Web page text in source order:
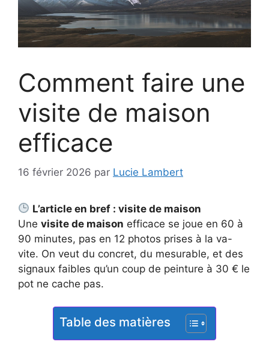
Comment faire une
visite de maison
efficace
16 février 2026 par Lucie Lambert
L’article en bref : visite de maison
Une visite de maison efficace se joue en 60 à
90 minutes, pas en 12 photos prises à la va-
vite. On veut du concret, du mesurable, et des
signaux faibles qu’un coup de peinture à 30 € le
pot ne cache pas.
Table des matières